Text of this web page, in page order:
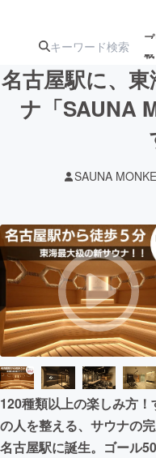
注目の
ジェク
テクノロジー
映像・映画
ビジネス・起
まちづくり・
CAMPFIRE for
名古屋駅に、
ナ「SAUNA
SAUNA
120種類以上の楽しみ方！
の人を整える、サウナの
名古屋駅に誕生。ゴール